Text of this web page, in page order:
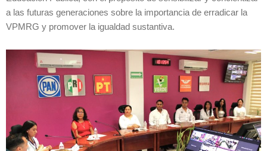
a las futuras generaciones sobre la importancia de erradicar la
VPMRG y promover la igualdad sustantiva.